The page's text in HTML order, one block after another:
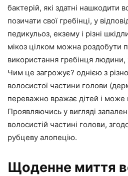
бактерій, які здатні нашкодити
позичати свої гребінці, у
педикульоз, екзему і різні
мікоз цілком можна роздобути
використання гребінця
Чим це загрожує? однією з
волосистої частини голови
переважно вражає дітей і може
Проявляючись у вигляді
волосистій частині голови,
рубцеву алопецію.
Щоденне миття